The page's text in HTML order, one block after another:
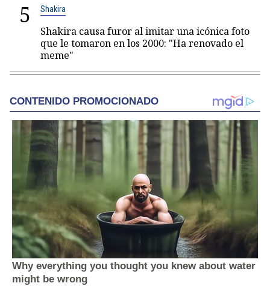
5 Shakira
Shakira causa furor al imitar una icónica foto
que le tomaron en los 2000: "Ha renovado el
meme"